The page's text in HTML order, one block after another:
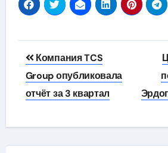
Навигация
по
записям
Компания TCS
Group опубликовала
отчёт за 3 квартал